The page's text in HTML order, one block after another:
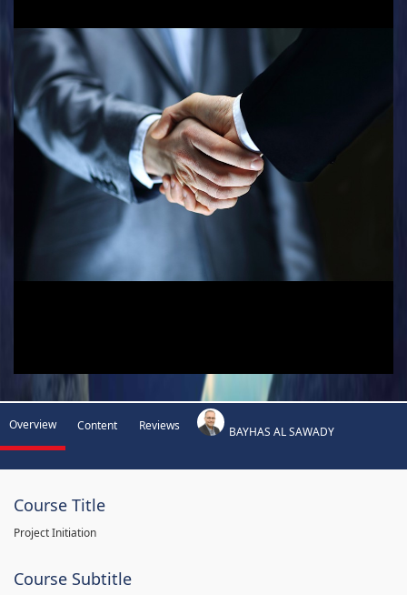
Video
Overview Content Reviews BAYHAS AL SAWADY
Course Title
Project Initiation
Course Subtitle